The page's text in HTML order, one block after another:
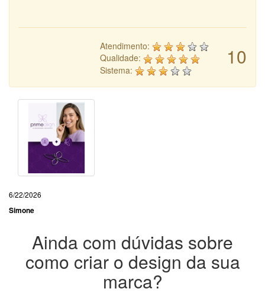
10
Atendimento:
Qualidade:
Sistema:
6/22/2026
Simone
Ainda com dúvidas sobre
como criar o design da sua
marca?